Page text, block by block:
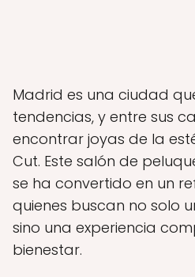
Madrid es una ciudad
tendencias, y entre sus
encontrar joyas de la
Cut. Este salón de
se ha convertido en un
quienes buscan no solo
sino una experiencia
bienestar.